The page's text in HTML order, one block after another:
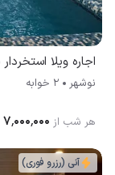
نوشهر 2 خوابه
هر شب از ۷٬۰۰۰٬۰۰۰
آنی (رزرو فوری)